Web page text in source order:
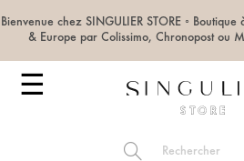
Bienvenue chez SINGULIER STORE ◦
& Europe par Colissimo, Chronopost ou
Basculer
navigation
☰